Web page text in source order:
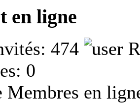
en ligne
474
0
Membres en